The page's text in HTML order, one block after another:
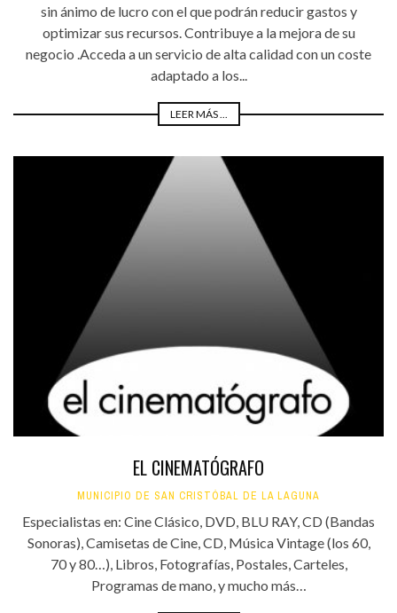
sin ánimo de lucro con el que podrán reducir gastos y
optimizar sus recursos. Contribuye a la mejora de su
negocio .Acceda a un servicio de alta calidad con un coste
adaptado a los...
LEER MÁS ...
EL CINEMATÓGRAFO
MUNICIPIO DE SAN CRISTÓBAL DE LA LAGUNA
Especialistas en: Cine Clásico, DVD, BLU RAY, CD (Bandas
Sonoras), Camisetas de Cine, CD, Música Vintage (los 60,
70 y 80…), Libros, Fotografías, Postales, Carteles,
Programas de mano, y mucho más…